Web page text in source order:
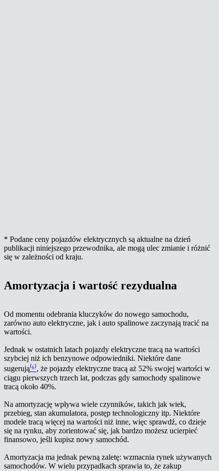
* Podane ceny pojazdów elektrycznych są aktualne na dzień
publikacji niniejszego przewodnika, ale mogą ulec zmianie i różnić
się w zależności od kraju.
Amortyzacja i wartość rezydualna
Od momentu odebrania kluczyków do nowego samochodu,
zarówno auto elektryczne, jak i auto spalinowe zaczynają tracić na
wartości.
Jednak w ostatnich latach pojazdy elektryczne tracą na wartości
szybciej niż ich benzynowe odpowiedniki. Niektóre dane
sugerują⁽⁶⁾, że pojazdy elektryczne tracą aż 52% swojej wartości w
ciągu pierwszych trzech lat, podczas gdy samochody spalinowe
tracą około 40%.
Na amortyzację wpływa wiele czynników, takich jak wiek,
przebieg, stan akumulatora, postęp technologiczny itp. Niektóre
modele tracą więcej na wartości niż inne, więc sprawdź, co dzieje
się na rynku, aby zorientować się, jak bardzo możesz ucierpieć
finansowo, jeśli kupisz nowy samochód.
Amortyzacja ma jednak pewną zaletę: wzmacnia rynek używanych
samochodów. W wielu przypadkach sprawia to, że zakup